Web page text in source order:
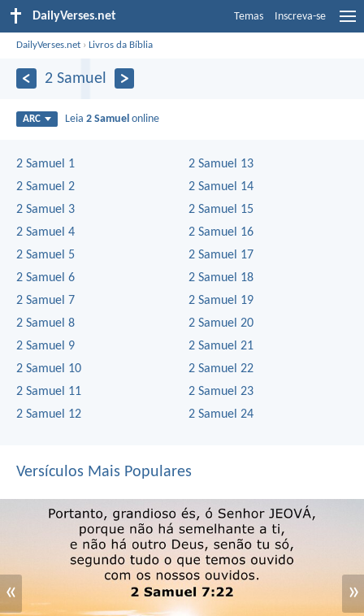
DailyVerses.net Temas Inscreva-se
DailyVerses.net ›Livros da Bíblia
2 Samuel
ARC Leia2 Samuel online
2 Samuel 1
2 Samuel 2
2 Samuel 3
2 Samuel 4
2 Samuel 5
2 Samuel 6
2 Samuel 7
2 Samuel 8
2 Samuel 9
2 Samuel 10
2 Samuel 11
2 Samuel 12
2 Samuel 13
2 Samuel 14
2 Samuel 15
2 Samuel 16
2 Samuel 17
2 Samuel 18
2 Samuel 19
2 Samuel 20
2 Samuel 21
2 Samuel 22
2 Samuel 23
2 Samuel 24
Versículos Mais Populares
« »